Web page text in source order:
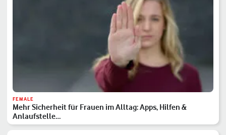
FEMALE
Mehr Sicherheit für Frauen im Alltag: Apps, Hilfen &
Anlaufstelle…